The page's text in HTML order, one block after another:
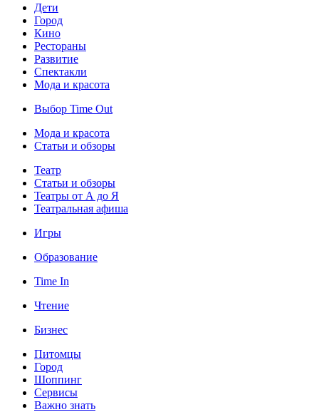
Дети
Город
Кино
Рестораны
Развитие
Спектакли
Мода и красота
Выбор Time Out
Мода и красота
Статьи и обзоры
Театр
Статьи и обзоры
Театры от А до Я
Театральная афиша
Игры
Образование
Time In
Чтение
Бизнес
Питомцы
Город
Шоппинг
Сервисы
Важно знать